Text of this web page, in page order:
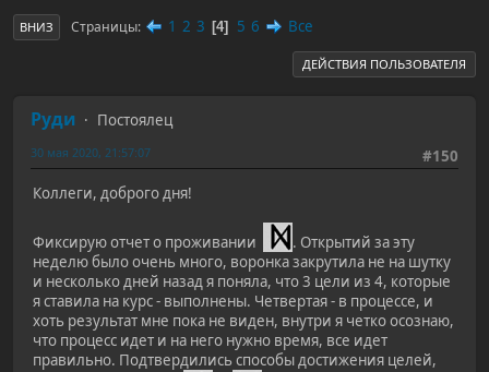
ВНИЗ Страницы 1 2 3 4 5 6 Все
ДЕЙСТВИЯ ПОЛЬЗОВАТЕЛЯ
Руди
Постоялец
#150
30 мая 2020, 21:57:07
Коллеги, доброго дня!
Фиксирую отчет о проживании
. Открытий за эту
неделю было очень много, воронка закрутила не на шутку
и несколько дней назад я поняла, что 3 цели из 4, которые
я ставила на курс - выполнены. Четвертая - в процессе, и
хоть результат мне пока не виден, внутри я четко осознаю,
что процесс идет и на него нужно время, все идет
правильно. Подтвердились способы достижения целей,